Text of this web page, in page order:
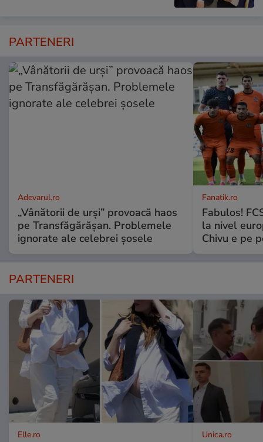
PARTENERI
Adevarul.ro
„Vânătorii de urși” provoacă haos
pe Transfăgărășan. Problemele
ignorate ale celebrei șosele
Fanatik.ro
Fabulos!
la nivel
Chivu e pe
PARTENERI
Elle.ro Unica.ro